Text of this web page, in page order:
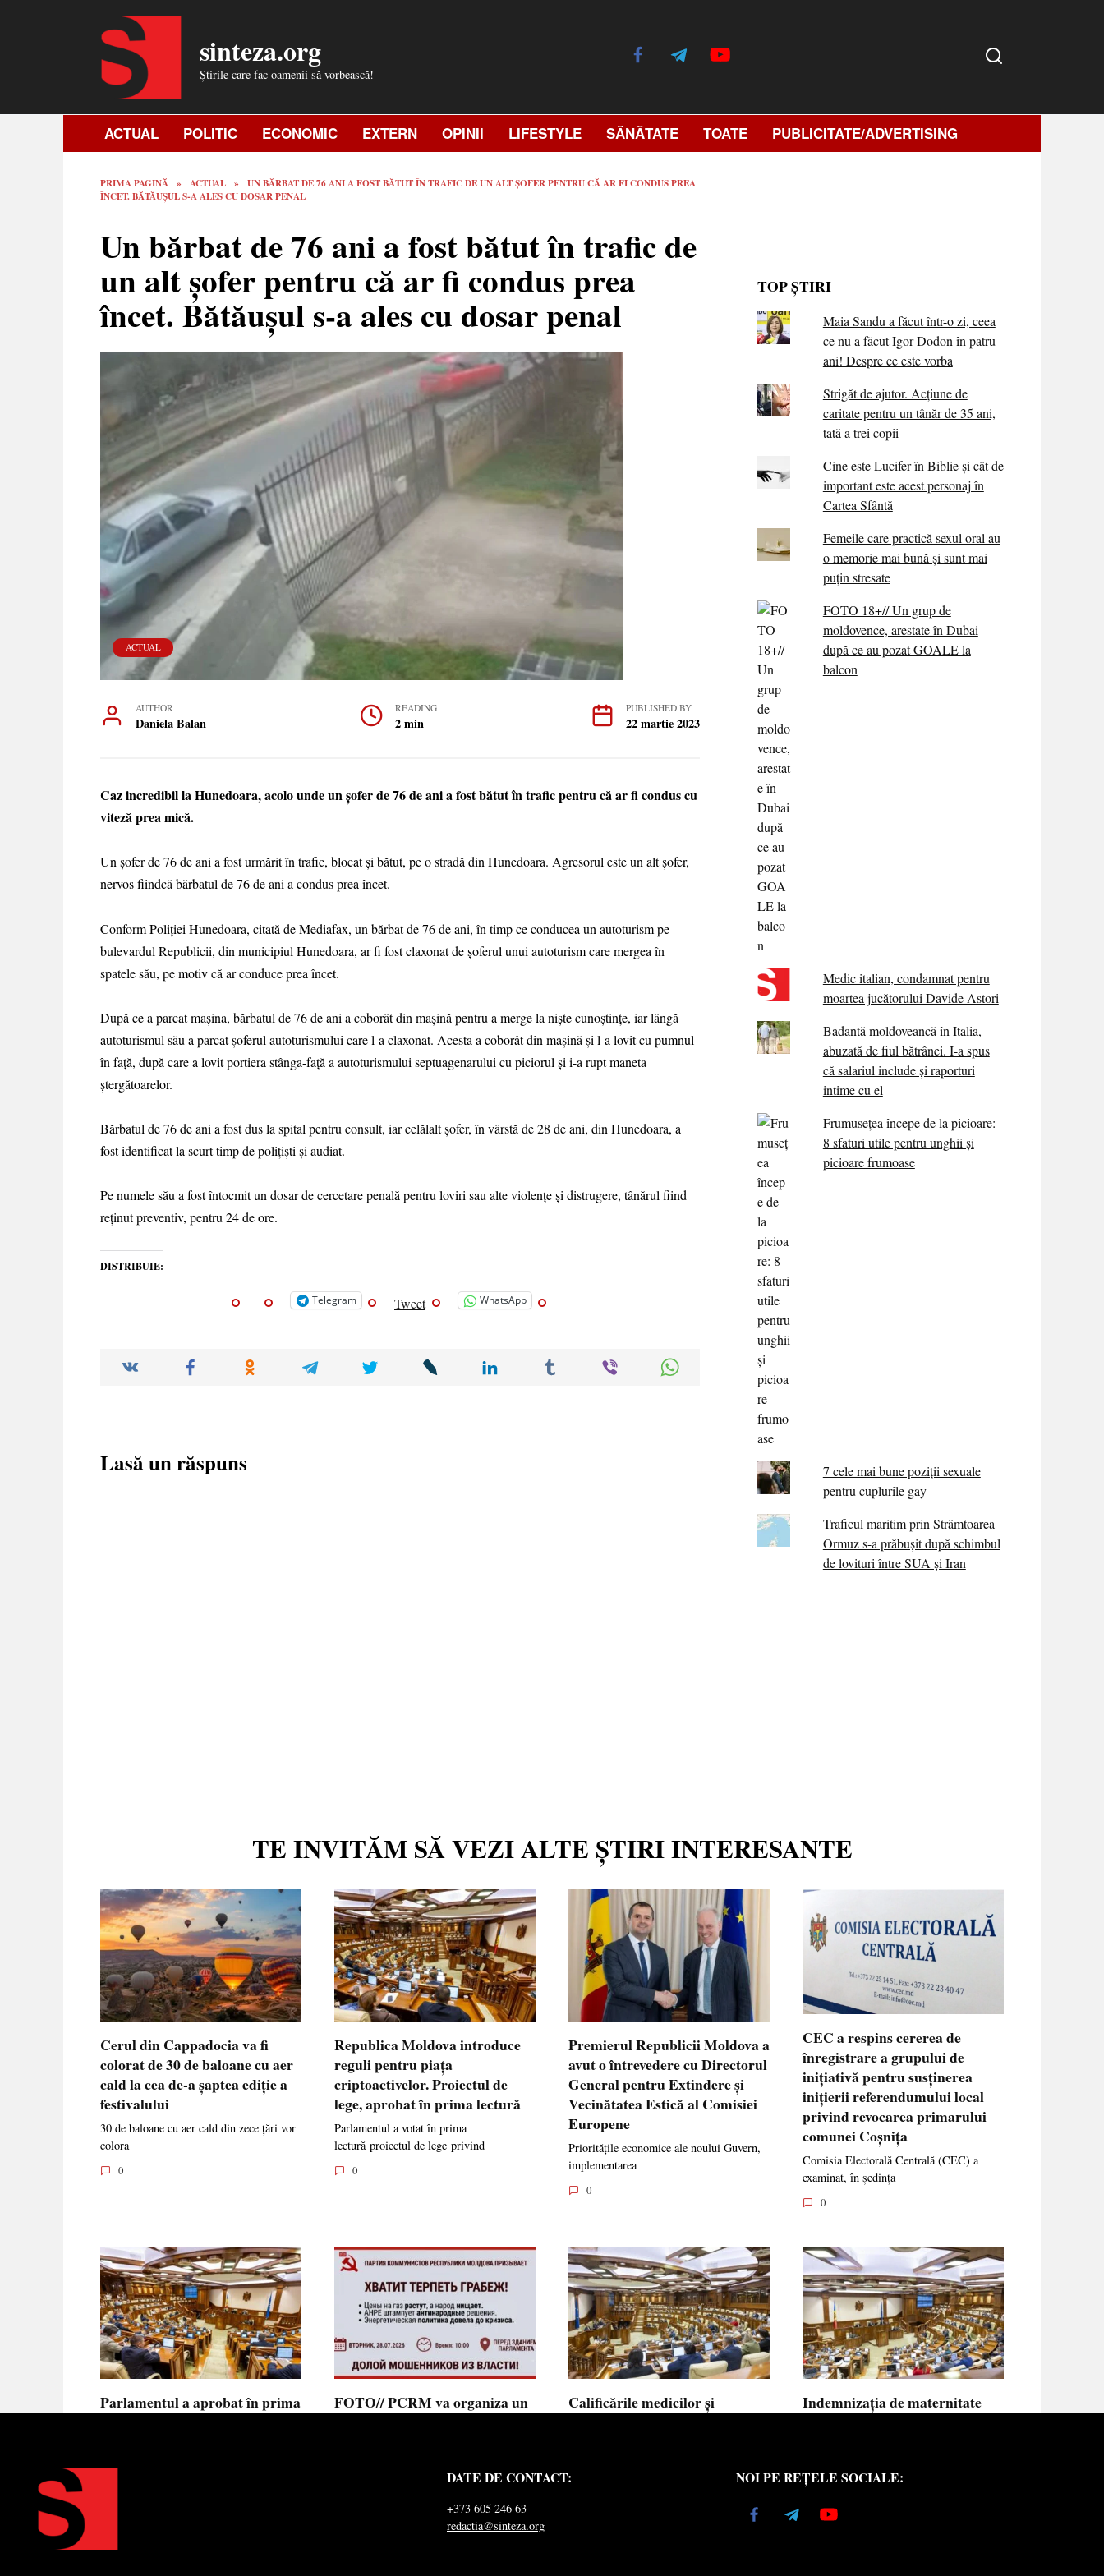
sinteza.org
Știrile care fac oamenii să vorbească!
ACTUAL POLITIC ECONOMIC EXTERN OPINII LIFESTYLE SĂNĂTATE TOATE PUBLICITATE/ADVERTISING
PRIMA PAGINĂ » ACTUAL »
UN BĂRBAT DE 76 ANI A FOST BĂTUT ÎN TRAFIC DE UN ALT ȘOFER PENTRU CĂ AR FI CONDUS PREA
ÎNCET. BĂTĂUȘUL S-A ALES CU DOSAR PENAL
Un bărbat de 76 ani a fost bătut în trafic de
un alt șofer pentru că ar fi condus prea
încet. Bătăușul s-a ales cu dosar penal
ACTUAL
AUTHOR
Daniela Balan
READING
2 min
PUBLISHED BY
22 martie 2023
Caz incredibil la Hunedoara, acolo unde un șofer de 76 de ani a fost bătut în trafic pentru că ar fi condus cu
viteză prea mică.
Un șofer de 76 de ani a fost urmărit în trafic, blocat și bătut, pe o stradă din Hunedoara. Agresorul este un alt șofer,
nervos fiindcă bărbatul de 76 de ani a condus prea încet.
Conform Poliției Hunedoara, citată de Mediafax, un bărbat de 76 de ani, în timp ce conducea un autoturism pe
bulevardul Republicii, din municipiul Hunedoara, ar fi fost claxonat de șoferul unui autoturism care mergea în
spatele său, pe motiv că ar conduce prea încet.
După ce a parcat maşina, bărbatul de 76 de ani a coborât din mașină pentru a merge la niște cunoștințe, iar lângă
autoturismul său a parcat șoferul autoturismului care l-a claxonat. Acesta a coborât din maşină şi l-a lovit cu pumnul
în față, după care a lovit portiera stânga-față a autoturismului septuagenarului cu piciorul și i-a rupt maneta
ștergătoarelor.
Bărbatul de 76 de ani a fost dus la spital pentru consult, iar celălalt șofer, în vârstă de 28 de ani, din Hunedoara, a
fost identificat la scurt timp de poliţişti şi audiat.
Pe numele său a fost întocmit un dosar de cercetare penală pentru loviri sau alte violenţe şi distrugere, tânărul fiind
reținut preventiv, pentru 24 de ore.
DISTRIBUIE:
Telegram Tweet WhatsApp
Lasă un răspuns
TOP ȘTIRI
Maia Sandu a făcut într-o zi, ceea
ce nu a făcut Igor Dodon în patru
ani! Despre ce este vorba
Strigăt de ajutor. Acțiune de
caritate pentru un tânăr de 35 ani,
tată a trei copii
Cine este Lucifer în Biblie și cât de
important este acest personaj în
Cartea Sfântă
Femeile care practică sexul oral au
o memorie mai bună și sunt mai
puțin stresate
FOTO 18+// Un grup de
moldovence, arestate în Dubai
după ce au pozat GOALE la
balcon
Medic italian, condamnat pentru
moartea jucătorului Davide Astori
Badantă moldoveancă în Italia,
abuzată de fiul bătrânei. I-a spus
că salariul include și raporturi
intime cu el
Frumusețea începe de la picioare:
8 sfaturi utile pentru unghii și
picioare frumoase
7 cele mai bune poziții sexuale
pentru cuplurile gay
Traficul maritim prin Strâmtoarea
Ormuz s-a prăbușit după schimbul
de lovituri între SUA şi Iran
TE INVITĂM SĂ VEZI ALTE ȘTIRI INTERESANTE
Cerul din Cappadocia va fi
colorat de 30 de baloane cu aer
cald la cea de-a șaptea ediție a
festivalului
30 de baloane cu aer cald din zece țări vor
colora
0
Republica Moldova introduce
reguli pentru piața
criptoactivelor. Proiectul de
lege, aprobat în prima lectură
Parlamentul a votat în prima
lectură proiectul de lege privind
0
Premierul Republicii Moldova a
avut o întrevedere cu Directorul
General pentru Extindere și
Vecinătatea Estică al Comisiei
Europene
Prioritățile economice ale noului Guvern,
implementarea
0
CEC a respins cererea de
înregistrare a grupului de
inițiativă pentru susținerea
inițierii referendumului local
privind revocarea primarului
comunei Coșnița
Comisia Electorală Centrală (CEC) a
examinat, în ședința
0
Parlamentul a aprobat în prima
FOTO// PCRM va organiza un
Partidul Comuniștilor din Republica
Calificările medicilor și
Calificările profesionale obținute de medici
Indemnizația de maternitate
copilului
Indemnizația de maternitate pentru femeile
necăsătorite
DATE DE CONTACT:
+373 605 246 63
redactia@sinteza.org
NOI PE REȚELE SOCIALE: